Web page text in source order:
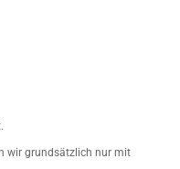
wir grundsätzlich nur mit